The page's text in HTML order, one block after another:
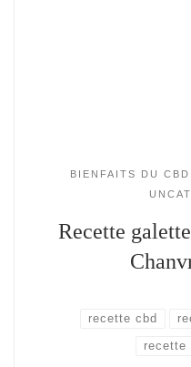
BIENFAITS DU CBD
Recette
recette cbd
recette